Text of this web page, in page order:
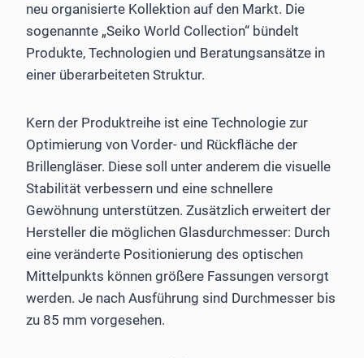
neu organisierte Kollektion auf den Markt. Die
sogenannte „Seiko World Collection“ bündelt
Produkte, Technologien und Beratungsansätze in
einer überarbeiteten Struktur.
Kern der Produktreihe ist eine Technologie zur
Optimierung von Vorder- und Rückfläche der
Brillengläser. Diese soll unter anderem die visuelle
Stabilität verbessern und eine schnellere
Gewöhnung unterstützen. Zusätzlich erweitert der
Hersteller die möglichen Glasdurchmesser: Durch
eine veränderte Positionierung des optischen
Mittelpunkts können größere Fassungen versorgt
werden. Je nach Ausführung sind Durchmesser bis
zu 85 mm vorgesehen.